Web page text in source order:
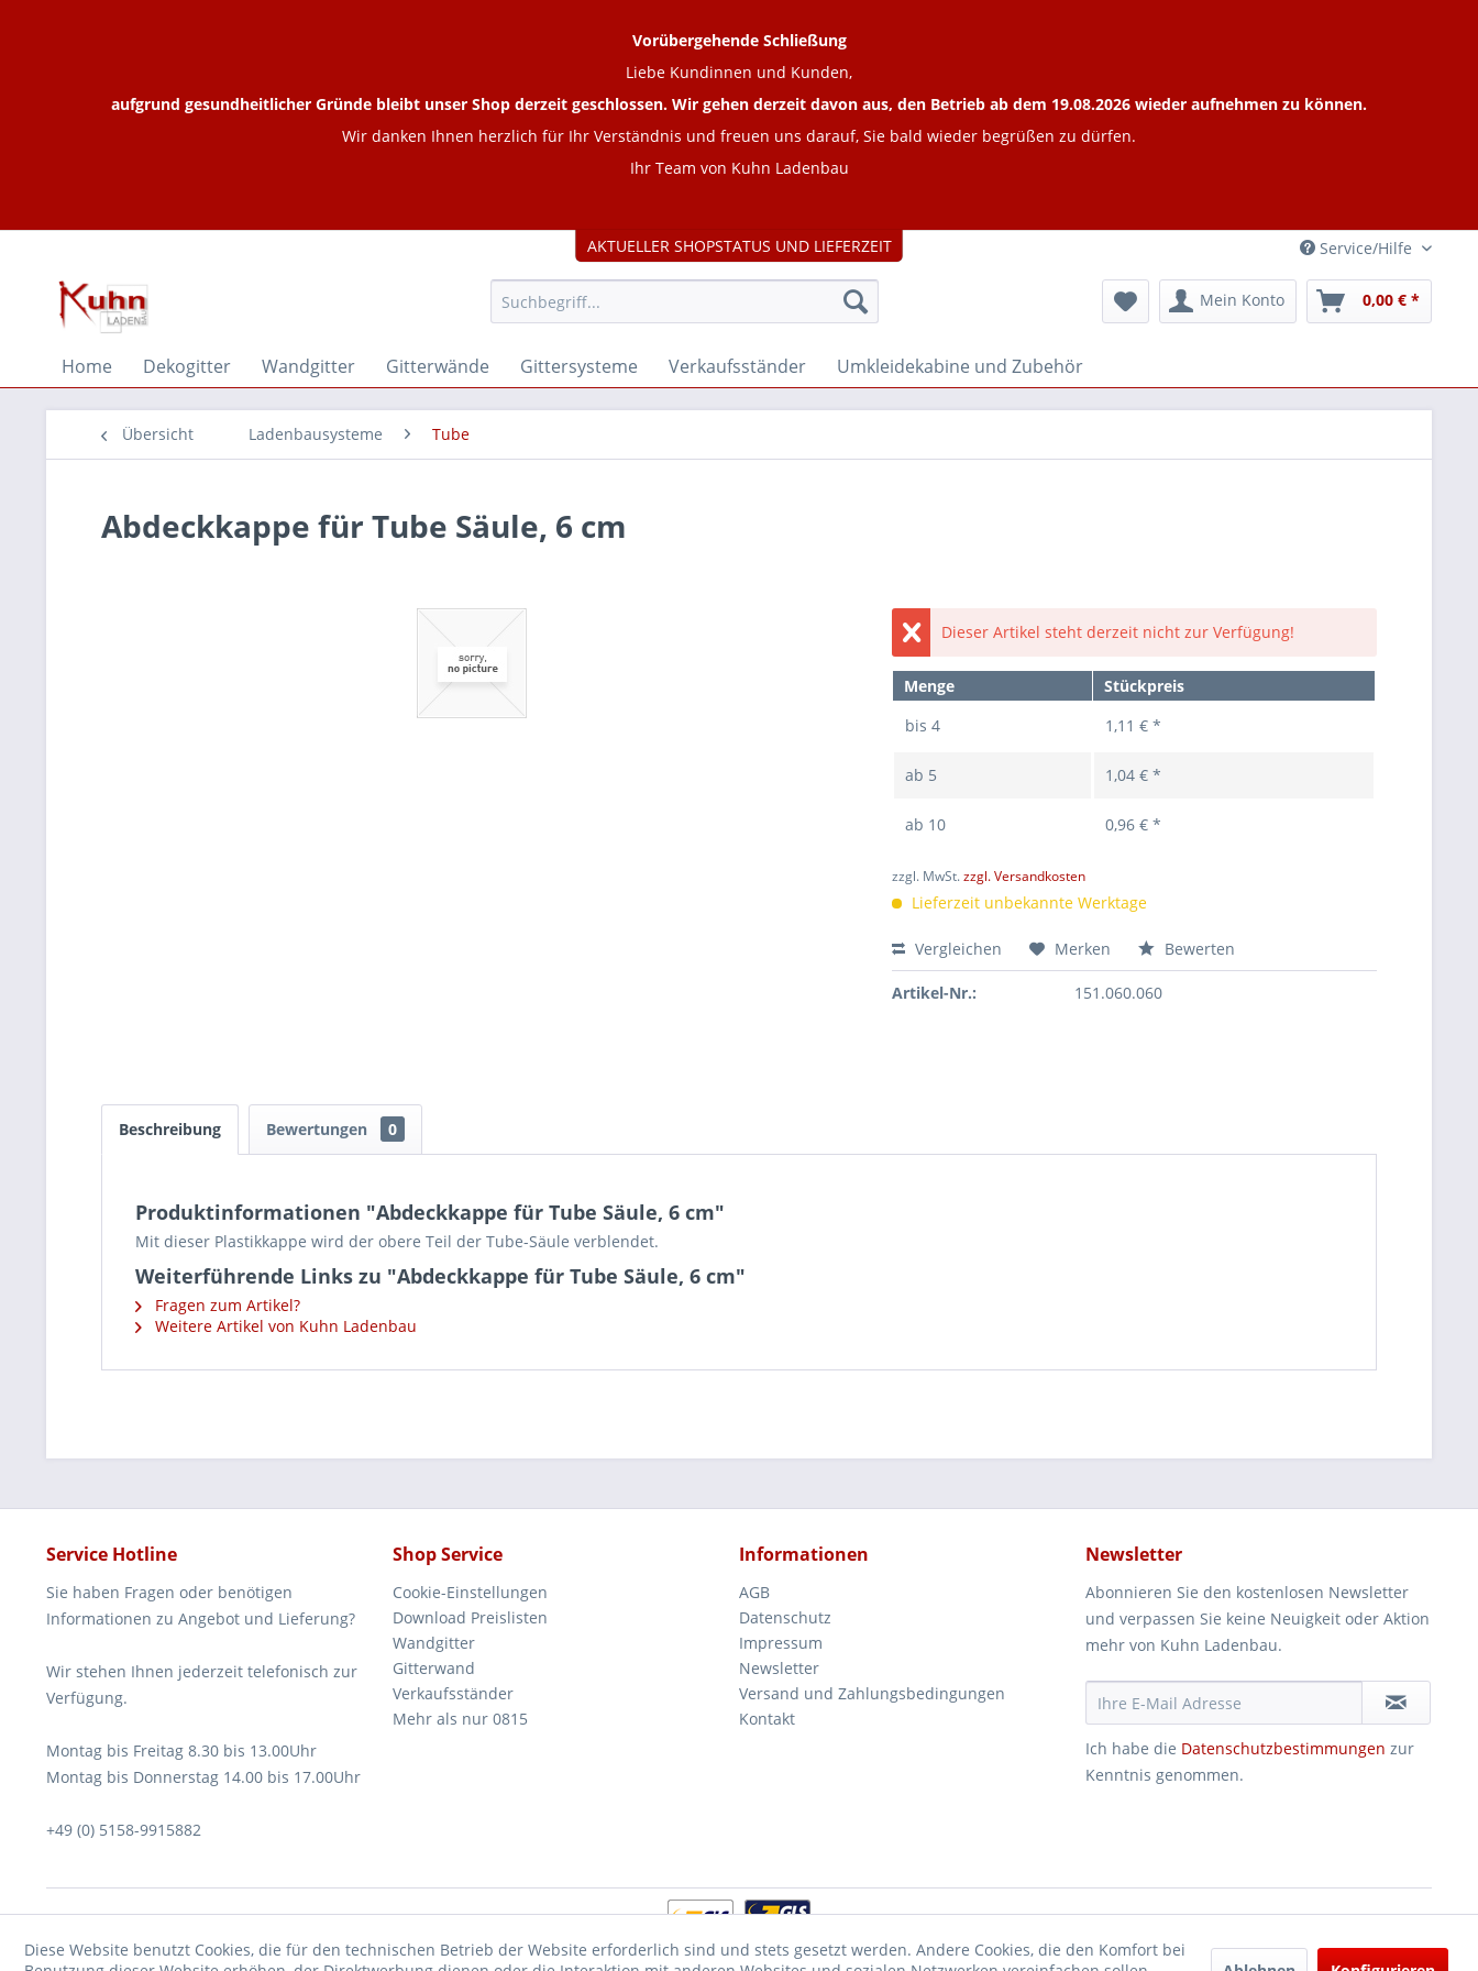
Service/Hilfe
Mein Konto 0,00 € *
Home Dekogitter Wandgitter Gitterwände Gittersysteme Verkaufsständer Umkleidekabine und Zubehör
Übersicht Ladenbausysteme Tube
Abdeckkappe für Tube Säule, 6 cm
Dieser Artikel steht derzeit nicht zur Verfügung!
Menge
Stückpreis
bis4 1,11 € *
ab 5 1,04 € *
ab 10 0,96 € *
zzgl. MwSt.zzgl. Versandkosten
Lieferzeit unbekannte Werktage
Vergleichen Merken Bewerten
Artikel-Nr.: 151.060.060
Beschreibung Bewertungen 0
Produktinformationen "Abdeckkappe für Tube Säule, 6 cm"
Mit dieser Plastikkappe wird der obere Teil der Tube-Säule verblendet.
Weiterführende Links zu "Abdeckkappe für Tube Säule, 6 cm"
Fragen zum Artikel?
Weitere Artikel von Kuhn Ladenbau
AKTUELLER SHOPSTATUS UND LIEFERZEIT
Vorübergehende Schließung
Liebe Kundinnen und Kunden,
aufgrund gesundheitlicher Gründe bleibt unser Shop derzeit geschlossen. Wir gehen derzeit davon aus, den Betrieb ab dem 19.08.2026 wieder aufnehmen zu können.
Wir danken Ihnen herzlich für Ihr Verständnis und freuen uns darauf, Sie bald wieder begrüßen zu dürfen.
Ihr Team von Kuhn Ladenbau
Service Hotline
Sie haben Fragen oder benötigen
Informationen zu Angebot und Lieferung?
Wir stehen Ihnen jederzeit telefonisch zur
Verfügung.
Montag bis Freitag 8.30 bis 13.00Uhr
Montag bis Donnerstag 14.00 bis 17.00Uhr
+49 (0) 5158-9915882
Shop Service
Cookie-Einstellungen
Download Preislisten
Wandgitter
Gitterwand
Verkaufsständer
Mehr als nur 0815
Informationen
AGB
Datenschutz
Impressum
Newsletter
Versand und Zahlungsbedingungen
Kontakt
Newsletter
Abonnieren Sie den kostenlosen Newsletter
und verpassen Sie keine Neuigkeit oder Aktion
mehr von Kuhn Ladenbau.
Ich habe die Datenschutzbestimmungen zur
Kenntnis genommen.
Diese Website benutzt Cookies, die für den technischen Betrieb der Website erforderlich sind und stets gesetzt werden. Andere Cookies, die den Komfort bei